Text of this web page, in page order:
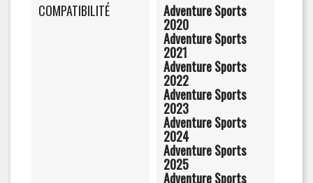
COMPATIBILITÉ
Adventure Sports
2020
Adventure Sports
2021
Adventure Sports
2022
Adventure Sports
2023
Adventure Sports
2024
Adventure Sports
2025
Adventure Sports